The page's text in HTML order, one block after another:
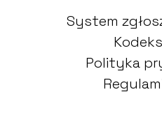
System
Polityka